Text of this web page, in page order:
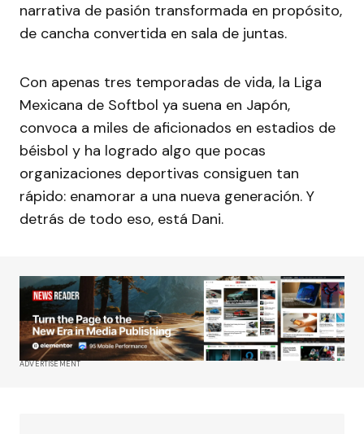
narrativa de pasión transformada en propósito,
de cancha convertida en sala de juntas.
Con apenas tres temporadas de vida, la Liga
Mexicana de Softbol ya suena en Japón,
convoca a miles de aficionados en estadios de
béisbol y ha logrado algo que pocas
organizaciones deportivas consiguen tan
rápido: enamorar a una nueva generación. Y
detrás de todo eso, está Dani.
ADVERTISEMENT